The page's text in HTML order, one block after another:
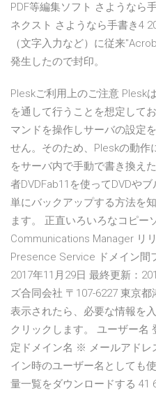
PDF等編集ソフト さようなら
ネクスト さようなら手書き4
（文字入力など）に従来
発生したので封印。
Pleskご利用上のご注意 Plesk
を通して行うことを想定して
マンドを操作しサーバの設定
せん。そのため、Pleskの動作
をサーバ内で手動で書き換え
者DVDFab11を使ってDVDや
単にバックアップする方法を
ます。 正直いろいろなコピー
Communications Manager リ
Presence Service ドメイン間
2017年11月29日 最終更新：
ズ合同会社 〒107-6227 東京
表示されたら、必要な情報を
クリックします。 ユーザー名
定ドメイン名 ※ メールアドレ
イン時のユーザー名としても
量一覧をダウンロードする 41